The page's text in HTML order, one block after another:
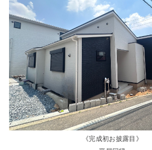
《完成初お披露目》